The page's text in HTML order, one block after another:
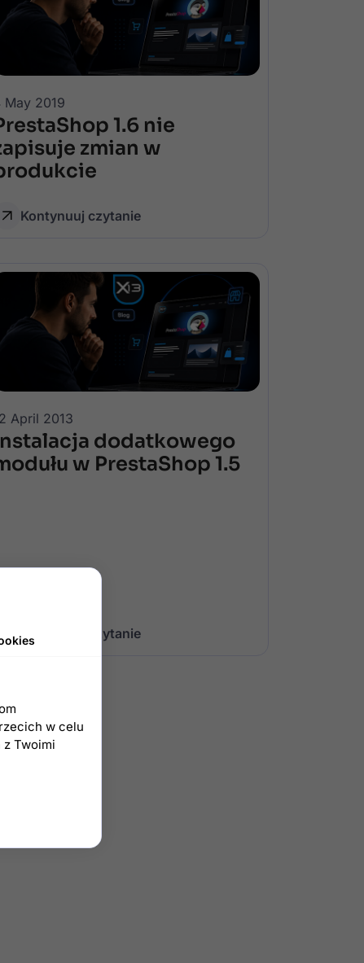
May 2019
1.6 nie
zmian w
Kontynuuj czytanie
April 2013
dodatkowego
w PrestaShop 1.5
Kontynuuj czytanie
w celu
z Twoimi